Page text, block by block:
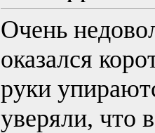
Очень
оказался
руки
уверяли, что